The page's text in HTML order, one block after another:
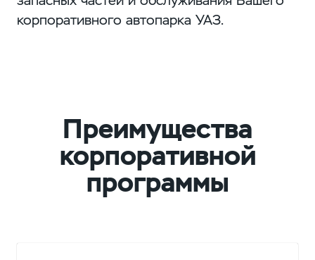
корпоративного автопарка УАЗ.
Преимущества
корпоративной
программы